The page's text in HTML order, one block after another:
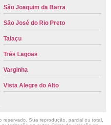
São Joaquim da Barra
São José do Rio Preto
Taiaçu
Três Lagoas
Varginha
Vista Alegre do Alto
Sua reprodução, parcial ou total,